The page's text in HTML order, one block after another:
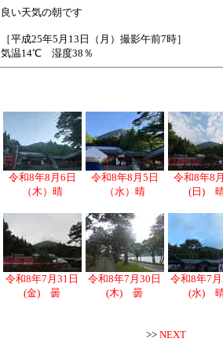
良い天気の朝です
［平成25年5月13日（月）撮影午前7時］
気温14℃ 湿度38％
令和8年8月6日
（木）晴
令和8年8月5日
（水）晴
令和8年8
(日)
令和8年7月31日
(金) 曇
令和8年7月30日
(木) 曇
令和8年7
(水)
>> NEXT